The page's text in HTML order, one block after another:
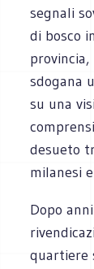
segnali
di bosco
sdogana
su una
desueto
milanesi
Dopo
quartiere